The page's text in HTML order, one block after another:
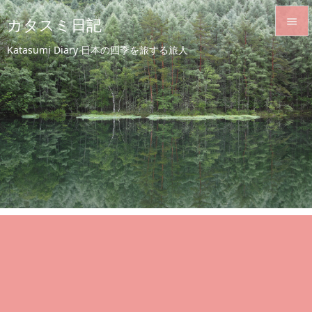
カタスミ日記
Katasumi Diary 日本の四季を旅する旅人


メニュ

サイド

前へ

次へ

検索